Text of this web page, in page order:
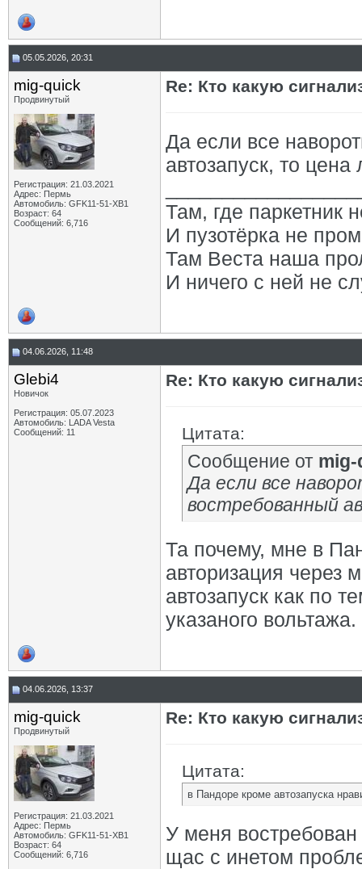
05.05.2026, 20:31
mig-quick
Продвинутый
Регистрация: 21.03.2021
Адрес: Пермь
Автомобиль: GFK11-51-ХВ1
Возраст: 64
Сообщений: 6,716
Re: Кто какую
Да если все
автозапуск, то
Там, где паркетник
И пузотёрка не
Там Веста наша
И ничего с ней не
04.06.2026, 11:48
Glebi4
Новичок
Регистрация: 05.07.2023
Автомобиль: LADA Vesta
Сообщений: 11
Re: Кто какую
Цитата:
Сообщение от
Да если все
востребованный
Та почему, мне в
авторизация через
автозапуск как по
указаного вольтажа.
04.06.2026, 13:37
mig-quick
Продвинутый
Регистрация: 21.03.2021
Адрес: Пермь
Автомобиль: GFK11-51-ХВ1
Возраст: 64
Сообщений: 6,716
Re: Кто какую
Цитата:
в Пандоре кроме автозапуска
У меня востребован
щас с инетом